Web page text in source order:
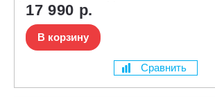
17 990 р.
В корзину
Сравнить